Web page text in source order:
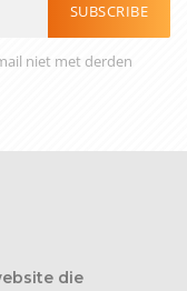
SUBSCRIBE
niet met derden
die